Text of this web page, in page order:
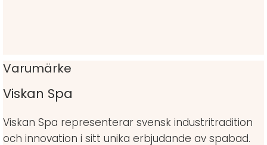
Varumärke
Viskan Spa
Viskan Spa representerar svensk industritradition
och innovation i sitt unika erbjudande av spabad.